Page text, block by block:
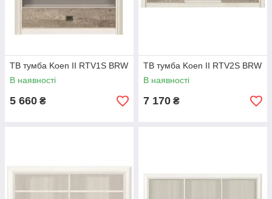
ТВ тумба Koen II RTV1S BRW
В наявності
5 660 ₴
ТВ тумба Koen II RTV2S BRW
В наявності
7 170 ₴